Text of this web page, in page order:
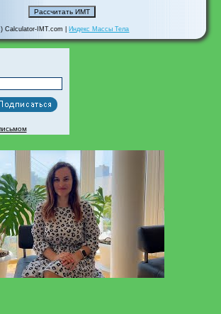
Calculator-IMT.com | Индекс Массы Тела